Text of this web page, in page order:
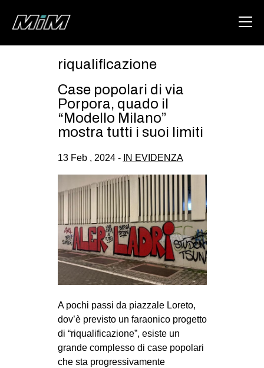
ABOUT
AREA
CSOA LAMBRETTA
STUDENTI TSUNAMI
ZAM
MILANO
SPAZI
SPORT POPOLARE
MOVIMENTI
riqualificazione
Case popolari di via
Porpora, quado il
“Modello Milano”
mostra tutti i suoi limiti
13 Feb , 2024 - IN EVIDENZA
A pochi passi da piazzale Loreto,
dov’è previsto un faraonico progetto
di “riqualificazione”, esiste un
grande complesso di case popolari
che sta progressivamente